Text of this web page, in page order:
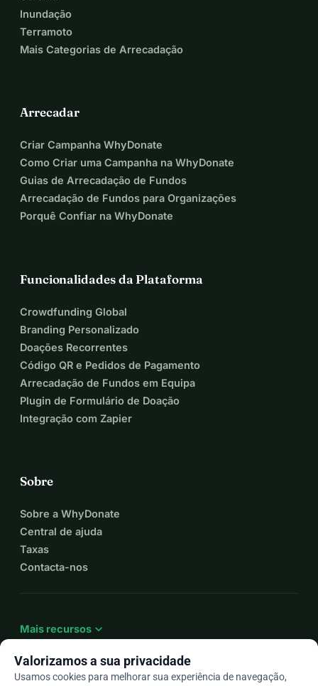
Inundação
Terramoto
Mais Categorias de Arrecadação
Arrecadar
Criar Campanha WhyDonate
Como Criar uma Campanha na WhyDonate
Guias de Arrecadação de Fundos
Arrecadação de Fundos para Organizações
Porquê Confiar na WhyDonate
Funcionalidades da Plataforma
Crowdfunding Global
Branding Personalizado
Doações Recorrentes
Código QR e Pedidos de Pagamento
Arrecadação de Fundos em Equipa
Plugin de Formulário de Doação
Integração com Zapier
Sobre
Sobre a WhyDonate
Central de ajuda
Taxas
Contacta-nos
Mais recursos expand_more
Valorizamos a sua privacidade
Usamos cookies para melhorar sua experiência de navegação,